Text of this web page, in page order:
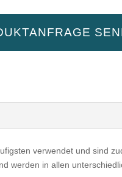
verwendet und sind
werden in allen